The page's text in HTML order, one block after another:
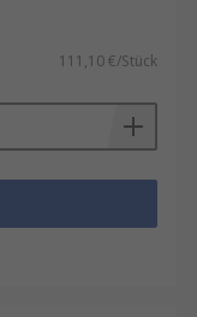
111,10 €/Stück